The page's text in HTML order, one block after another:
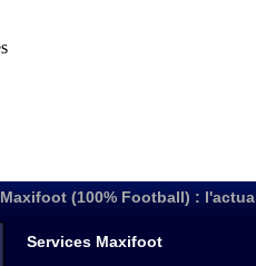
Maxifoot (100% Football) :
Services Maxifoot